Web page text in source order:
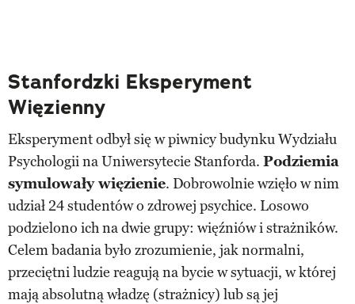
Stanfordzki Eksperyment
Więzienny
Eksperyment odbył się w piwnicy budynku Wydziału
Psychologii na Uniwersytecie Stanforda. Podziemia
symulowały więzienie. Dobrowolnie wzięło w nim
udział 24 studentów o zdrowej psychice. Losowo
podzielono ich na dwie grupy: więźniów i strażników.
Celem badania było zrozumienie, jak normalni,
przeciętni ludzie reagują na bycie w sytuacji, w której
mają absolutną władzę (strażnicy) lub są jej